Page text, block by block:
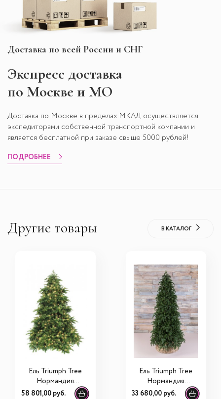
Доставка по всей России и СНГ
Экспресс доставка
по Москве и МО
Доставка по Москве в пределах МКАД осуществляется
экспедиторами собственной транспортной компании и
является бесплатной при заказе свыше 5000 рублей!
ПОДРОБНЕЕ
Другие товары В КАТАЛОГ
Ель Triumph Tree
Нормандия
тёмно-зеленая с
58 801,00 руб.
Ель Triumph Tree
Нормандия
стройная тёмно-
33 680,00 руб.